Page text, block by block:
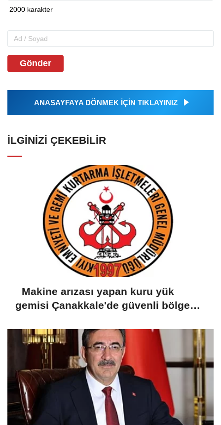
Gönder
ANASAYFAYA DÖNMEK İÇİN TIKLAYINIZ
İLGINIZI ÇEKEBILIR
Makine arızası yapan kuru yük
gemisi Çanakkale'de güvenli bölgeye